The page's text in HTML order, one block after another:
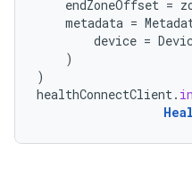
endZoneOffset =
metadata =
device =
)
)
healthConnectClient.